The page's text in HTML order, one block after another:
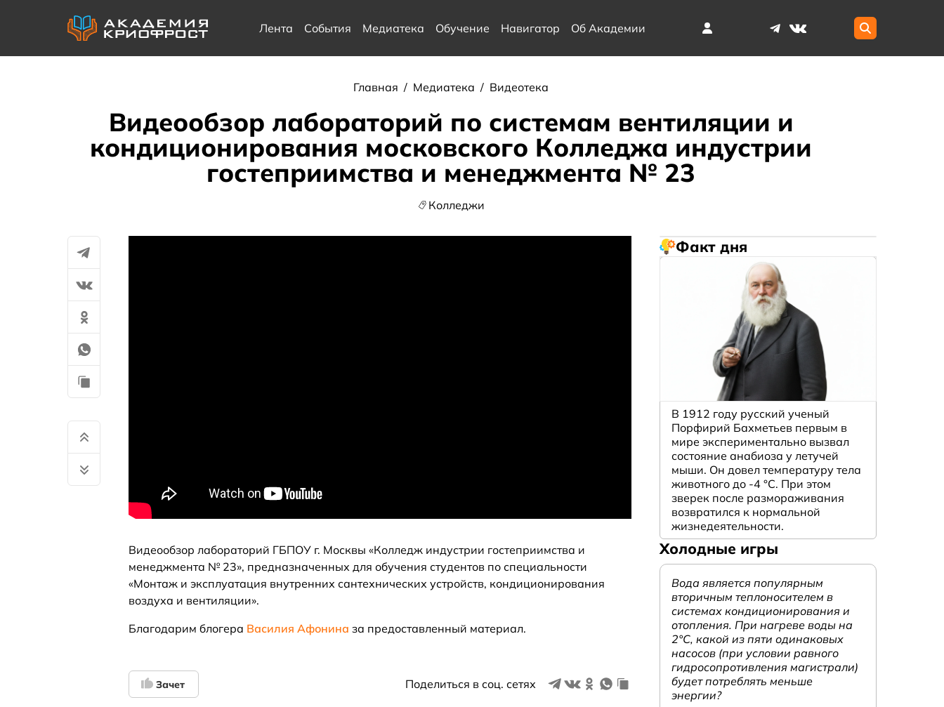
Лента События Медиатека Обучение Навигатор Об Академии
Главная / Медиатека / Видеотека
Видеообзор лабораторий по системам вентиляции и
кондиционирования московского Колледжа индустрии
гостеприимства и менеджмента № 23
Колледжи
Видеообзор лабораторий ГБПОУ г. Москвы «Колледж индустрии гостеприимства и
менеджмента № 23», предназначенных для обучения студентов по специальности
«Монтаж и эксплуатация внутренних сантехнических устройств, кондиционирования
воздуха и вентиляции».
Благодарим блогера Василия Афонина за предоставленный материал.
Зачет Поделиться в соц. сетях
Факт дня
В 1912 году русский ученый
Порфирий Бахметьев первым в
мире экспериментально вызвал
состояние анабиоза у летучей
мыши. Он довел температуру тела
животного до -4 °C. При этом
зверек после размораживания
возвратился к нормальной
жизнедеятельности.
Холодные игры
Вода является популярным
вторичным теплоносителем в
системах кондиционирования и
отопления. При нагреве воды на
2°С, какой из пяти одинаковых
насосов (при условии равного
гидросопротивления магистрали)
будет потреблять меньше
энергии?